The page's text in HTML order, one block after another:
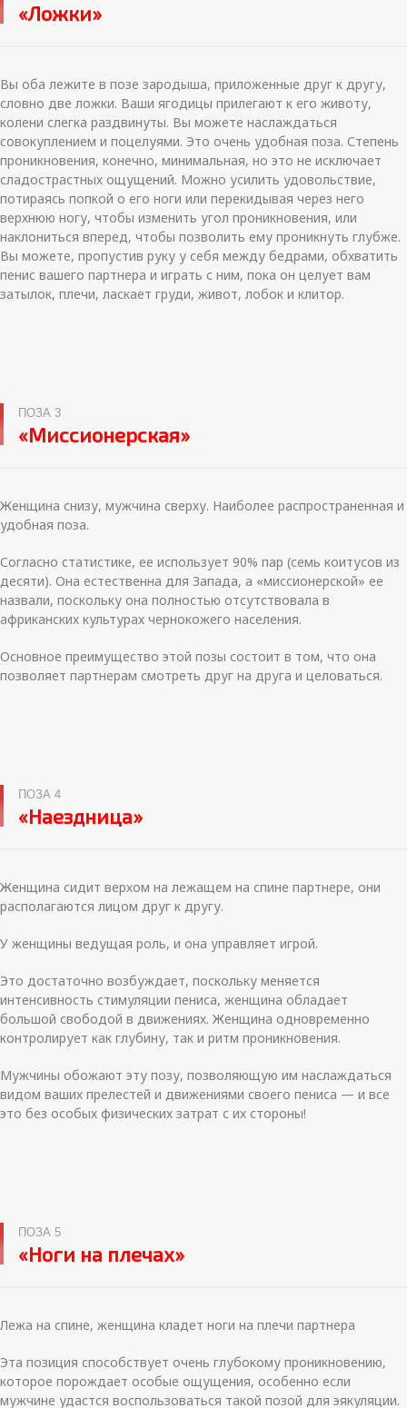
«Ложки»
Вы оба лежите в позе зародыша, приложенные друг к другу,
словно две ложки. Ваши ягодицы прилегают к его животу,
колени слегка раздвинуты. Вы можете наслаждаться
совокуплением и поцелуями. Это очень удобная поза. Степень
проникновения, конечно, минимальная, но это не исключает
сладострастных ощущений. Можно усилить удовольствие,
потираясь попкой о его ноги или перекидывая через него
верхнюю ногу, чтобы изменить угол проникновения, или
наклониться вперед, чтобы позволить ему проникнуть глубже.
Вы можете, пропустив руку у себя между бедрами, обхватить
пенис вашего партнера и играть с ним, пока он целует вам
затылок, плечи, ласкает груди, живот, лобок и клитор.
ПОЗА 3
«Миссионерская»
Женщина снизу, мужчина сверху. Наиболее распространенная и
удобная поза.
Согласно статистике, ее использует 90% пар (семь коитусов из
десяти). Она естественна для Запада, а «миссионерской» ее
назвали, поскольку она полностью отсутствовала в
африканских культурах чернокожего населения.
Основное преимущество этой позы состоит в том, что она
позволяет партнерам смотреть друг на друга и целоваться.
ПОЗА 4
«Наездница»
Женщина сидит верхом на лежащем на спине партнере, они
располагаются лицом друг к другу.
У женщины ведущая роль, и она управляет игрой.
Это достаточно возбуждает, поскольку меняется
интенсивность стимуляции пениса, женщина обладает
большой свободой в движениях. Женщина одновременно
контролирует как глубину, так и ритм проникновения.
Мужчины обожают эту позу, позволяющую им наслаждаться
видом ваших прелестей и движениями своего пениса — и все
это без особых физических затрат с их стороны!
ПОЗА 5
«Ноги на плечах»
Лежа на спине, женщина кладет ноги на плечи партнера
Эта позиция способствует очень глубокому проникновению,
которое порождает особые ощущения, особенно если
мужчине удастся воспользоваться такой позой для эякуляции.